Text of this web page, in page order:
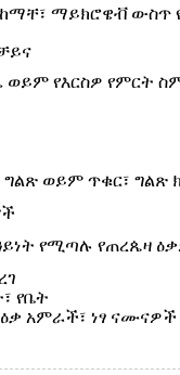
ማይክሮዌቭ ውስጥ
ወይም የእርስዎ የምርት
ወይም ጥቁር፣ ግልጽ
የሚጣሉ የጠረጴዛ
የቤት
ዕቃ አምራች፣ ነፃ